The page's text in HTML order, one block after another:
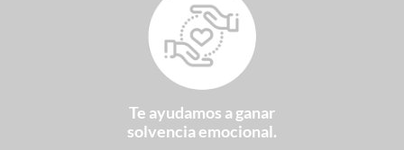
Te ayudamos a ganar
solvencia emocional.